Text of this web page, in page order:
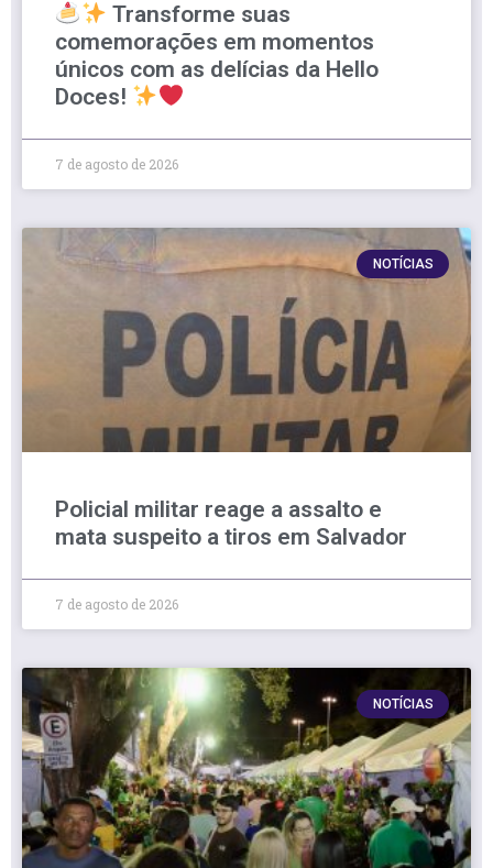
Transforme suas
comemorações em momentos
únicos com as delícias da Hello
Doces!
7 de agosto de 2026
NOTÍCIAS
Policial militar reage a assalto e
mata suspeito a tiros em Salvador
7 de agosto de 2026
NOTÍCIAS